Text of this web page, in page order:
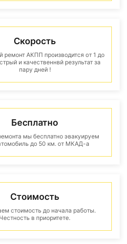
Скорость
ремонт АКПП производится от 1 до
и качественнвй результат за
пару дней !
Бесплатно
мы бесплатно эвакуируем
до 50 км. от МКАД-а
Стоимость
стоимость до начала работы.
Честность в приоритете.